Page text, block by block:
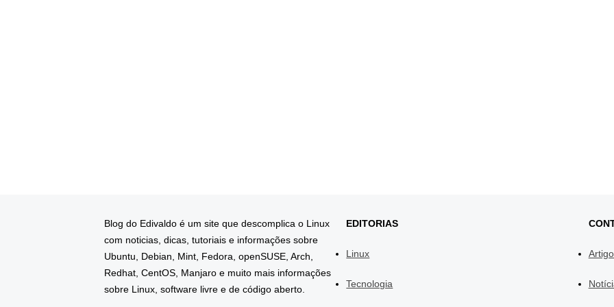
Blog do Edivaldo é um site que descomplica o Linux
com noticias, dicas, tutoriais e informações sobre
Ubuntu, Debian, Mint, Fedora, openSUSE, Arch,
Redhat, CentOS, Manjaro e muito mais informações
sobre Linux, software livre e de código aberto.
EDITORIAS
Linux
Tecnologia